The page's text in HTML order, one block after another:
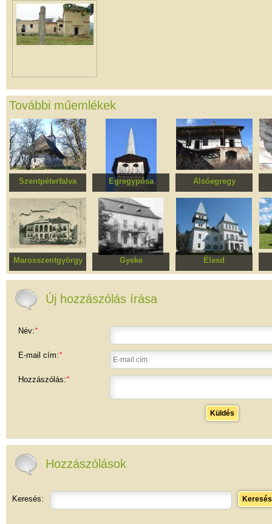
További műemlékek
Szentpéterfalva
Szent Péter és Pál
apostolok ortodox
fatemplom
Egregypósa
Szent Miklós főpap
ortodox fatemplom
Alsóegregy
Malom, egykori
kaszárnya épülete
Marosszentgyörgy
Máriaffi kastély
Gyeke
Béldi kastély
Élesd
Zichy vadászkastély,
Új hozzászólás írása
Név:*
E-mail cím:*
Hozzászólás:*
Küldés
Hozzászólások
Keresés: Keresés